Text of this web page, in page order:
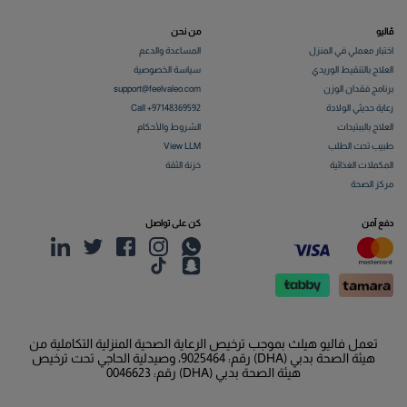
ڤاليو
اختبار معملي في المنزل
العلاج بالتنقيط الوريدي
برنامج فقدان الوزن
رعاية حديثي الولادة
العلاج بالببتيدات
طبيب تحت الطلب
المكملات الغذائية
مركز الصحة
من نحن
المساعدة والدعم
سياسة الخصوصية
support@feelvaleo.com
Call +97148369592
الشروط والأحكام
View LLM
خزنة الثقة
دفع آمن كن على تواصل
تعمل فاليو هيلث بموجب ترخيص الرعاية الصحية المنزلية التكاملية من
هيئة الصحة بدبي (DHA) رقم: 9025464، وصيدلية الحاجي تحت ترخيص
هيئة الصحة بدبي (DHA) رقم: 0046623